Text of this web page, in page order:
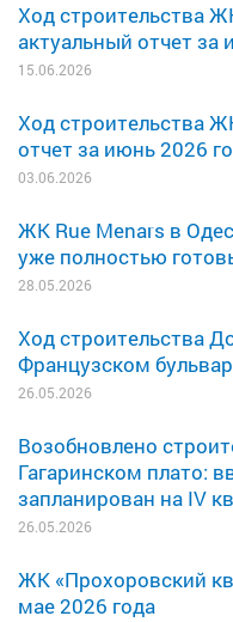
Ход строительства
актуальный отчет за
15.06.2026
Ход строительства
отчет за июнь 2026
03.06.2026
ЖК Rue Menars в
уже полностью
28.05.2026
Ход строительства
Французском
26.05.2026
Возобновлено
Гагаринском плато:
запланирован на IV
26.05.2026
ЖК «Прохоровский
мае 2026 года